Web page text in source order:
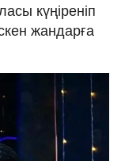
күңіреніп
жандарға